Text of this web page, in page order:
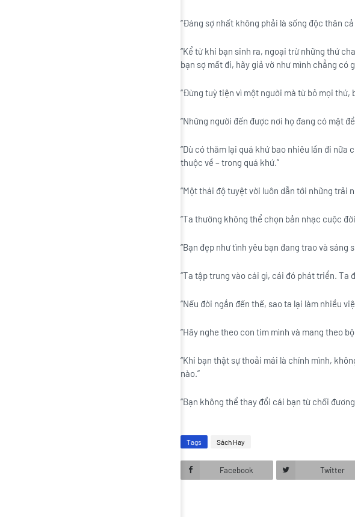
“Đáng sợ nhất không phải là sống độc thân
“Kể từ khi bạn sinh ra, ngoại trừ những thứ
bạn sợ mất đi, hãy giả vờ như mình chẳng có
“Đừng tuỳ tiện vì một người mà từ bỏ mọi thứ,
“Những người đến được nơi họ đang có mặt
“Dù có thăm lại quá khứ bao nhiêu lần đi nữa
thuộc về – trong quá khứ.”
“Một thái độ tuyệt vời luôn dẫn tới những trải
“Ta thường không thể chọn bản nhạc cuộc
“Bạn đẹp như tình yêu bạn đang trao và sáng
“Ta tập trung vào cái gì, cái đó phát triển. Ta
“Nếu đời ngắn đến thế, sao ta lại làm nhiều
“Hãy nghe theo con tim mình và mang theo
“Khi bạn thật sự thoải mái là chính mình,
nào.”
“Bạn không thể thay đổi cái bạn từ chối đương
Tags Sách Hay
Facebook Twitter